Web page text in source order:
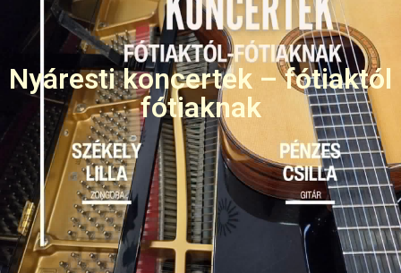
Nyáresti koncertek – fótiaktól
fótiaknak